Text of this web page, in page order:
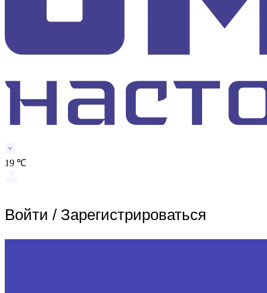
19 ℃
Войти / Зарегистрироваться